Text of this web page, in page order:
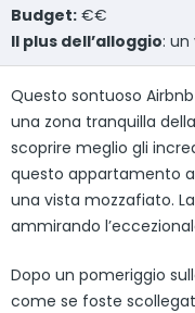
Budget: €€
Il plus dell’alloggio:
Questo sontuoso
una zona tranquilla
scoprire meglio gli
questo appartamento
una vista mozzafiato.
ammirando
Dopo un pomeriggio
come se foste